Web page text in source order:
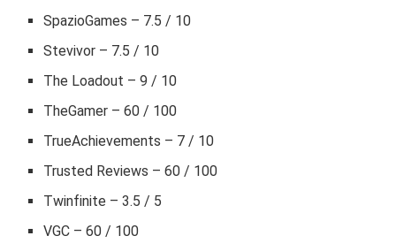
SpazioGames – 7.5 / 10
Stevivor – 7.5 / 10
The Loadout – 9 / 10
TheGamer – 60 / 100
TrueAchievements – 7 / 10
Trusted Reviews – 60 / 100
Twinfinite – 3.5 / 5
VGC – 60 / 100